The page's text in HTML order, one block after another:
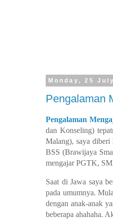
Monday, 25
Pengalaman
Pengalaman
dan Konseling)
Malang), saya diberi
BSS (Brawijaya
mengajar PGTK,
Saat di Jawa saya
pada umumnya.
dengan anak-anak
beberapa ahahaha.